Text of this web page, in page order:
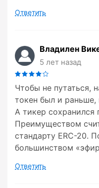
Ответить
Владилен
5 лет назад
Чтобы не путаться,
токен был и раньше,
А тикер сохранился
Преимуществом
стандарту ERC-20.
большинством
Ответить